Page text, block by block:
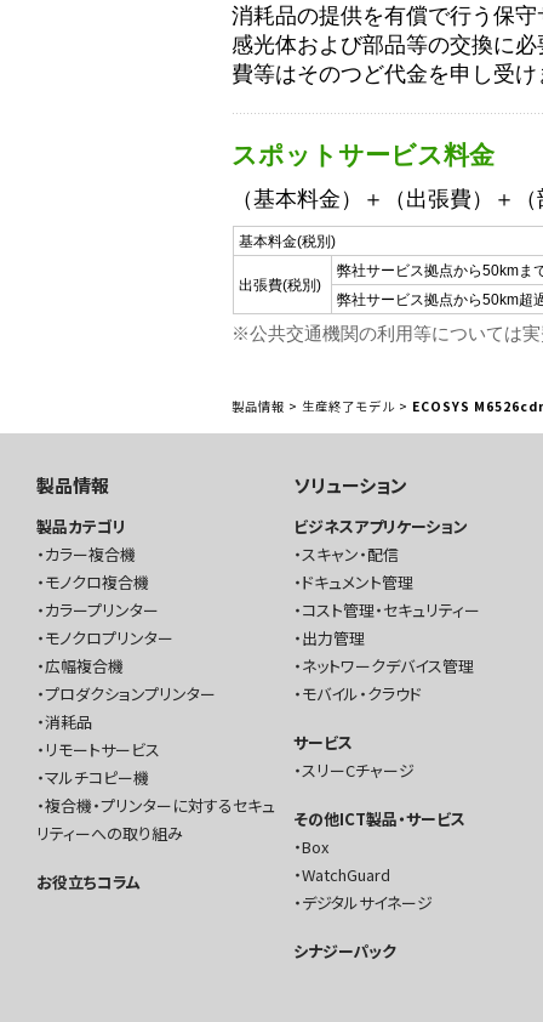
消耗品の提供を有償で行う保
感光体および部品等の交換に
費等はそのつど代金を申し受け
スポットサービス料金
（基本料金）＋（出張費）＋
基本料金(税別)
出張費(税別)
弊社サービス拠点から50kmま
弊社サービス拠点から50km超
※公共交通機関の利用等については
製品情報 > 生産終了モデル > ECOSYS
製品情報
製品カテゴリ
カラー複合機
モノクロ複合機
カラープリンター
モノクロプリンター
広幅複合機
プロダクションプリンター
消耗品
リモートサービス
マルチコピー機
複合機・プリンターに対するセキュ
リティーへの取り組み
お役立ちコラム
ソリューション
ビジネスアプリケーション
スキャン・配信
ドキュメント管理
コスト管理・セキュリティー
出力管理
ネットワークデバイス管理
モバイル・クラウド
サービス
スリーCチャージ
その他ICT製品・サービス
Box
WatchGuard
デジタルサイネージ
シナジーパック